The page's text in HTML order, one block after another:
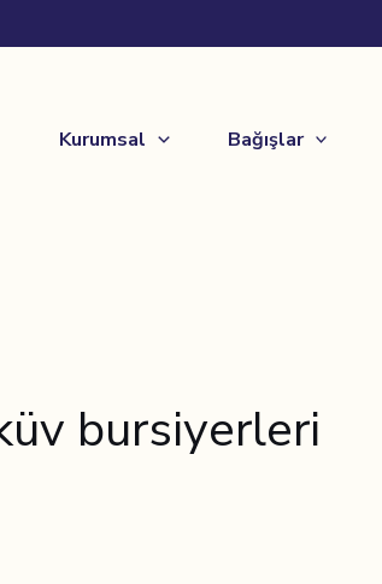
Kurumsal Bağışlar
bursiyerleri